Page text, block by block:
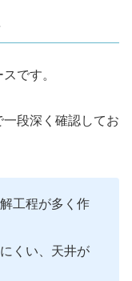
です。
段深く確認してお
解工程が多く作
くい、天井が